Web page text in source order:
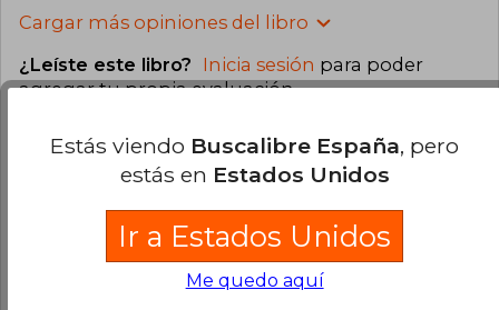
Cargar más opiniones del libro
¿Leíste este libro? Inicia sesión para poder
agregar tu propia evaluación.
94% (16)
6% (1)
0% (0)
Estás viendo Buscalibre España, pero
estás en Estados Unidos
Ir a Estados Unidos
Me quedo aquí